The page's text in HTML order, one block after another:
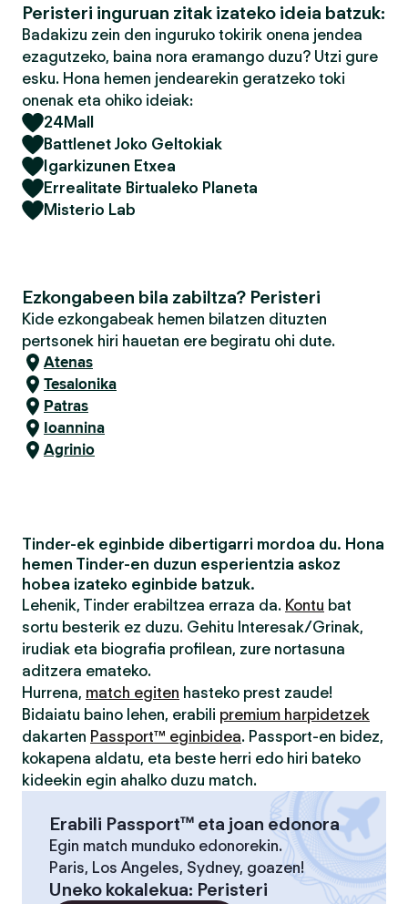
Peristeri inguruan zitak izateko ideia batzuk:
Badakizu zein den inguruko tokirik onena jendea
ezagutzeko, baina nora eramango duzu? Utzi gure
esku. Hona hemen jendearekin geratzeko toki
onenak eta ohiko ideiak:
24Mall
Battlenet Joko Geltokiak
Igarkizunen Etxea
Errealitate Birtualeko Planeta
Misterio Lab
Ezkongabeen bila zabiltza? Peristeri
Kide ezkongabeak hemen bilatzen dituzten
pertsonek hiri hauetan ere begiratu ohi dute.
Atenas
Tesalonika
Patras
Ioannina
Agrinio
Tinder-ek eginbide dibertigarri mordoa du. Hona
hemen Tinder-en duzun esperientzia askoz
hobea izateko eginbide batzuk.
Lehenik, Tinder erabiltzea erraza da. Kontu bat
sortu besterik ez duzu. Gehitu Interesak/Grinak,
irudiak eta biografia profilean, zure nortasuna
aditzera emateko.
Hurrena, match egiten hasteko prest zaude!
Bidaiatu baino lehen, erabili premium harpidetzek
dakarten Passport™ eginbidea. Passport-en bidez,
kokapena aldatu, eta beste herri edo hiri bateko
kideekin egin ahalko duzu match.
Erabili Passport™ eta joan edonora
Egin match munduko edonorekin.
Paris, Los Angeles, Sydney, goazen!
Uneko kokalekua: Peristeri